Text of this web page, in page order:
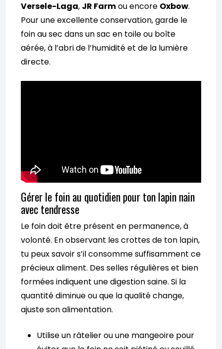
Versele-Laga, JR Farmou encore Oxbow.
Pour une excellente conservation, garde le
foin au sec dans un sac en toile ou boîte
aérée, à l’abri de l’humidité et de la lumière
directe.
Gérer le foin au quotidien pour ton lapin nain
avec tendresse
Le foin doit être présent en permanence, à
volonté. En observant les crottes de ton lapin,
tu peux savoir s’il consomme suffisamment ce
précieux aliment. Des selles régulières et bien
formées indiquent une digestion saine. Si la
quantité diminue ou que la qualité change,
ajuste son alimentation.
Utilise un râtelier ou une mangeoire pour